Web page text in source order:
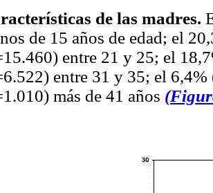
de las madres.
de 15 años de edad; el
entre 21 y 25; el
entre 31 y 35; el
más de 41 años